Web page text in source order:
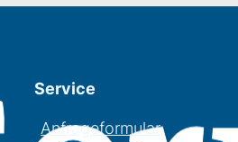
Service
Anfrageformular